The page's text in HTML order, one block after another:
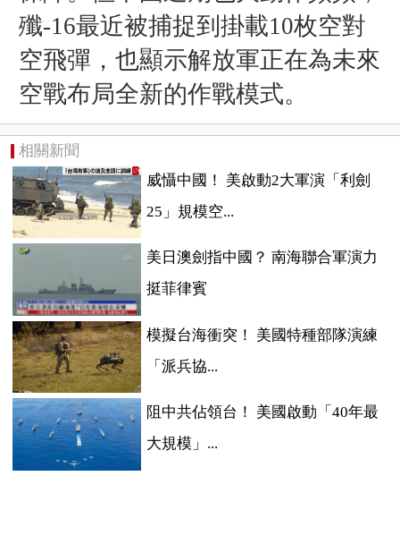
殲-16最近被捕捉到掛載10枚空對
空飛彈，也顯示解放軍正在為未來
空戰布局全新的作戰模式。
相關新聞
威懾中國！ 美啟動2大軍演「利劍
25」規模空...
美日澳劍指中國？ 南海聯合軍演力
挺菲律賓
模擬台海衝突！ 美國特種部隊演練
「派兵協...
阻中共佔領台！ 美國啟動「40年最
大規模」...